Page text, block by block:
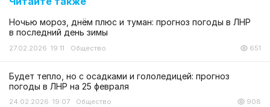
Ночью мороз, днём плюс и туман: прогноз погоды в ЛНР
в последний день зимы
27.02.2026 19:11 Общество 651
Будет тепло, но с осадками и гололедицей: прогноз
погоды в ЛНР на 25 февраля
24.02.2026 19:07 Общество 908